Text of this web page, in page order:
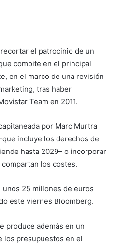
el patrocinio de un
compite en el principal
en el marco de una revisión
tras haber
Team en 2011.
por Marc Murtra
incluye los derechos de
hasta 2029– o incorporar
los costes.
unos 25 millones de euros
este viernes Bloomberg.
produce además en un
los presupuestos en el